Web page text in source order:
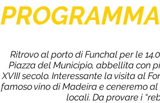
PROGRAMMA
Ritrovo al porto di Funchal per le
Piazza del Municipio, abbellita con
XVIII secolo. Interessante la visita al
famoso vino di Madeira e ceneremo
locali. Da provare i